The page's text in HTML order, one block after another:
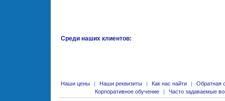
Среди наших клиентов:
Наши цены | Наши реквизиты | Как нас найти |
Обратная
Корпоративное обучение
| Часто задаваемые